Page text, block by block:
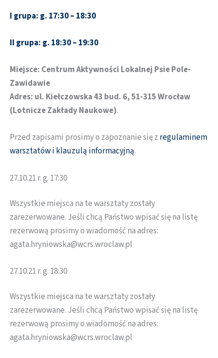
I grupa: g. 17:30 – 18:30
II grupa: g. 18:30 – 19:30
Miejsce: Centrum Aktywności Lokalnej Psie Pole-
Zawidawie
Adres: ul. Kiełczowska 43 bud. 6, 51-315 Wrocław
(Lotnicze Zakłady Naukowe).
Przed zapisami prosimy o zapoznanie się z regulaminem
warsztatów i klauzulą informacyjną.
27.10.21 r. g. 17:30
Wszystkie miejsca na te warsztaty zostały
zarezerwowane. Jeśli chcą Państwo wpisać się na listę
rezerwową prosimy o wiadomość na adres:
agata.hryniowska@wcrs.wroclaw.pl
27.10.21 r. g. 18:30
Wszystkie miejsca na te warsztaty zostały
zarezerwowane. Jeśli chcą Państwo wpisać się na listę
rezerwową prosimy o wiadomość na adres:
agata.hryniowska@wcrs.wroclaw.pl